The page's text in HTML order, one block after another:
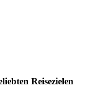
Reisezielen